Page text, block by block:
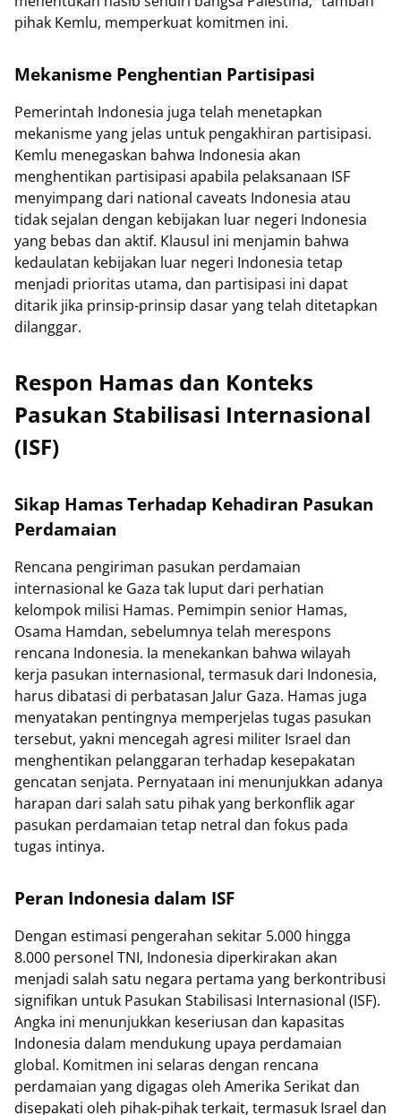
pihak Kemlu, memperkuat komitmen ini.
Mekanisme Penghentian Partisipasi
Pemerintah Indonesia juga telah menetapkan
mekanisme yang jelas untuk pengakhiran partisipasi.
Kemlu menegaskan bahwa Indonesia akan
menghentikan partisipasi apabila pelaksanaan ISF
menyimpang dari national caveats Indonesia atau
tidak sejalan dengan kebijakan luar negeri Indonesia
yang bebas dan aktif. Klausul ini menjamin bahwa
kedaulatan kebijakan luar negeri Indonesia tetap
menjadi prioritas utama, dan partisipasi ini dapat
ditarik jika prinsip-prinsip dasar yang telah ditetapkan
dilanggar.
Respon Hamas dan Konteks
Pasukan Stabilisasi Internasional
(ISF)
Sikap Hamas Terhadap Kehadiran Pasukan
Perdamaian
Rencana pengiriman pasukan perdamaian
internasional ke Gaza tak luput dari perhatian
kelompok milisi Hamas. Pemimpin senior Hamas,
Osama Hamdan, sebelumnya telah merespons
rencana Indonesia. Ia menekankan bahwa wilayah
kerja pasukan internasional, termasuk dari Indonesia,
harus dibatasi di perbatasan Jalur Gaza. Hamas juga
menyatakan pentingnya memperjelas tugas pasukan
tersebut, yakni mencegah agresi militer Israel dan
menghentikan pelanggaran terhadap kesepakatan
gencatan senjata. Pernyataan ini menunjukkan adanya
harapan dari salah satu pihak yang berkonflik agar
pasukan perdamaian tetap netral dan fokus pada
tugas intinya.
Peran Indonesia dalam ISF
Dengan estimasi pengerahan sekitar 5.000 hingga
8.000 personel TNI, Indonesia diperkirakan akan
menjadi salah satu negara pertama yang berkontribusi
signifikan untuk Pasukan Stabilisasi Internasional (ISF).
Angka ini menunjukkan keseriusan dan kapasitas
Indonesia dalam mendukung upaya perdamaian
global. Komitmen ini selaras dengan rencana
perdamaian yang digagas oleh Amerika Serikat dan
disepakati oleh pihak-pihak terkait, termasuk Israel dan